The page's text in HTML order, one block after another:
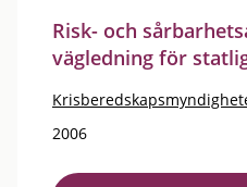
Risk- och
vägledning för
2006